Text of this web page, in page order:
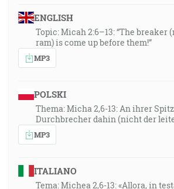
ENGLISH
Topic: Micah 2:6–13: “The breaker
ram) is come up before them!”
MP3
POLSKI
Thema: Micha 2,6-13: An ihrer
Durchbrecher dahin (nicht der
MP3
ITALIANO
Tema: Michea 2,6-13: «Allora, in